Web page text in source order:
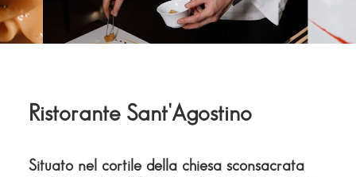
Ristorante Sant'Agostino
Situato nel cortile della chiesa sconsacrata